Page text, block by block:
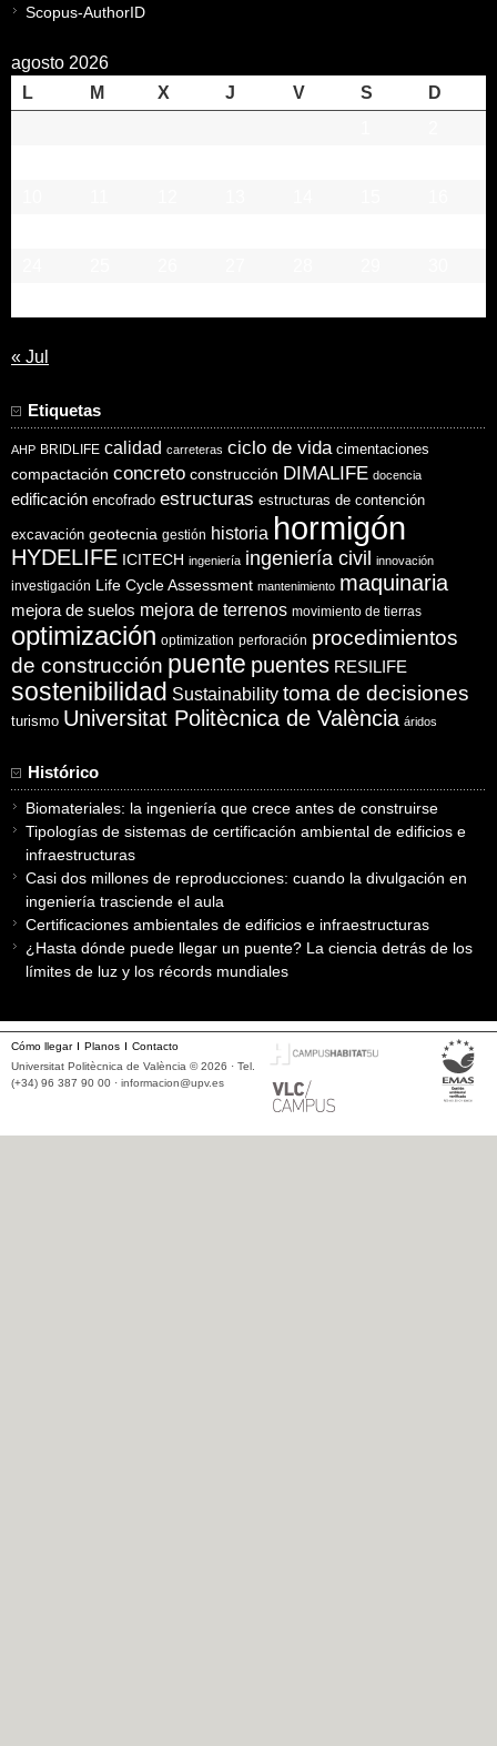
Scopus-AuthorID
agosto 2026
L
M X J V S
D
« Jul
Etiquetas
AHP BRIDLIFE calidad carreteras ciclo de vida cimentaciones
compactación concreto construcción DIMALIFE docencia
edificación encofrado estructuras estructuras de contención
excavación geotecnia gestión historia hormigón
HYDELIFE ICITECH ingeniería ingeniería civil innovación
investigación Life Cycle Assessment mantenimiento maquinaria
mejora de suelos mejora de terrenos movimiento de tierras
optimización optimization perforación procedimientos
de construcción puente puentes RESILIFE
sostenibilidad Sustainability toma de decisiones
turismo Universitat Politècnica de València áridos
Histórico
Biomateriales: la ingeniería que crece antes de construirse
Tipologías de sistemas de certificación ambiental de edificios e
infraestructuras
Casi dos millones de reproducciones: cuando la divulgación en
ingeniería trasciende el aula
Certificaciones ambientales de edificios e infraestructuras
¿Hasta dónde puede llegar un puente? La ciencia detrás de los
límites de luz y los récords mundiales
Cómo llegar Planos
Contacto
Universitat Politècnica de València © 2026 · Tel.
(+34) 96 387 90 00 · informacion@upv.es